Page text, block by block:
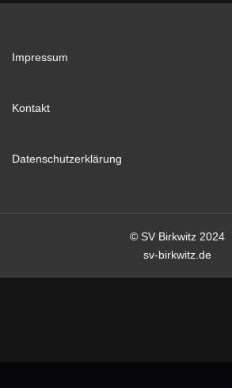
Impressum
Kontakt
Datenschutzerklärung
© SV Birkwitz 2024
sv-birkwitz.de